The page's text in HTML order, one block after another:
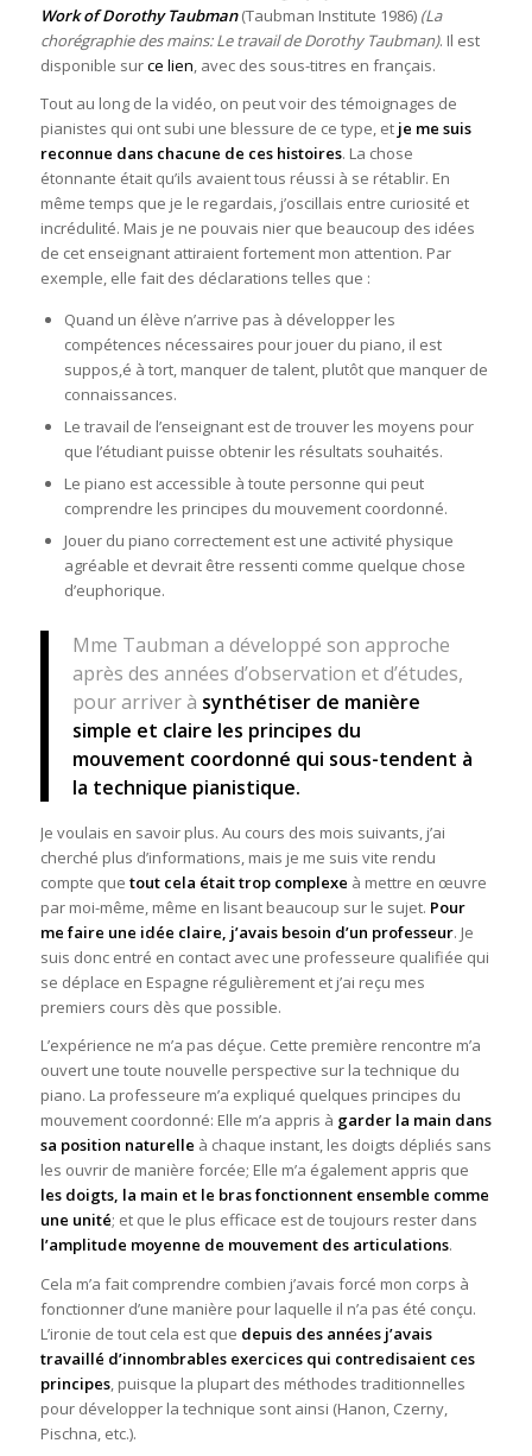
Work ofDorothy Taubman(Taubman Institute 1986) (La
chorégraphie des mains: Le travail de Dorothy Taubman). Il est
disponible surce lien, avec des sous-titres en français.
Tout au long de la vidéo, on peut voir des témoignages de
pianistes qui ont subi une blessure de ce type, et je me suis
reconnue dans chacune de ces histoires. La chose
étonnante était qu’ils avaient tous réussi à se rétablir. En
même temps que je le regardais, j’oscillais entre curiosité et
incrédulité. Mais je ne pouvais nier que beaucoup des idées
de cet enseignant attiraient fortement mon attention. Par
exemple, elle fait des déclarations telles que :
Quand un élève n’arrive pas à développer les
compétences nécessaires pour jouer du piano, il est
suppos,é à tort, manquer de talent, plutôt que manquer de
connaissances.
Le travail de l’enseignant est de trouver les moyens pour
que l’étudiant puisse obtenir les résultats souhaités.
Le piano est accessible à toute personne qui peut
comprendre les principes du mouvement coordonné.
Jouer du piano correctement est une activité physique
agréable et devrait être ressenti comme quelque chose
d’euphorique.
Mme Taubman a développé son approche
après des années d’observation et d’études,
pour arriver à synthétiser de manière
simple et claire les principes du
mouvement coordonné qui sous-tendent à
la technique pianistique.
Je voulais en savoir plus. Au cours des mois suivants, j’ai
cherché plus d’informations, mais je me suis vite rendu
compte que tout cela était trop complexe à mettre en œuvre
par moi-même, même en lisant beaucoup sur le sujet. Pour
me faire une idée claire, j’avais besoin d’un professeur. Je
suis donc entré en contact avec une professeure qualifiée qui
se déplace en Espagne régulièrement et j’ai reçu mes
premiers cours dès que possible.
L’expérience ne m’a pas déçue. Cette première rencontre m’a
ouvert une toute nouvelle perspective sur la technique du
piano. La professeure m’a expliqué quelques principes du
mouvement coordonné: Elle m’a appris à garder la main dans
sa position naturelle à chaque instant, les doigts dépliés sans
les ouvrir de manière forcée; Elle m’a également appris que
les doigts, la main et le bras fonctionnent ensemble comme
une unité; et que le plus efficace est de toujours rester dans
l’amplitude moyenne de mouvement des articulations.
Cela m’a fait comprendre combien j’avais forcé mon corps à
fonctionner d’une manière pour laquelle il n’a pas été conçu.
L’ironie de tout cela est que depuis des années j’avais
travaillé d’innombrables exercices qui contredisaient ces
principes, puisque la plupart des méthodes traditionnelles
pour développer la technique sont ainsi (Hanon, Czerny,
Pischna, etc.).